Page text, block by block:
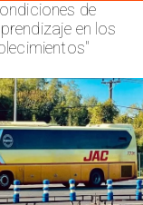
de
en los